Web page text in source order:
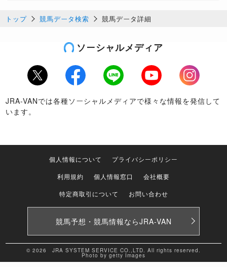
トップ 競馬データ検索 競馬データ詳細
ソーシャルメディア
Twitter Facebook LINE Youtube
Instagram
JRA-VANでは各種ソーシャルメディアで様々な情報を発信して
います。
個人情報について
プライバシーポリシー
利用規約
個人情報窓口
会社概要
特定商取引について
お問い合わせ
競馬予想・競馬情報ならJRA-VAN
© 2026 JRA SYSTEM SERVICE CO.,LTD. All rights reserved.
Photo by getty Images